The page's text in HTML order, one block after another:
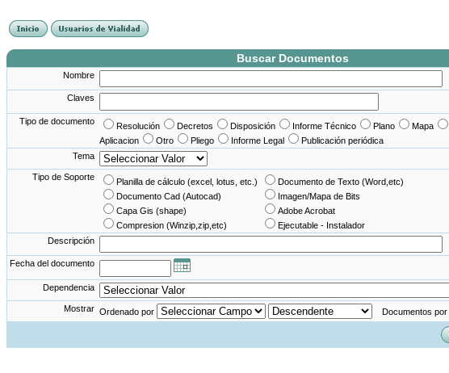
Buscar Documentos
Nombre
Claves
Tipo de documento Resolución Decretos Disposición Informe Técnico Plano Mapa
Aplicacion
Otro Pliego Informe Legal
Publicación periódica
Tema
Tipo de Soporte Planilla de cálculo (excel, lotus, etc.)
Documento de Texto (Word,etc)
Documento Cad (Autocad)
Imagen/Mapa de Bits
Capa Gis (shape)
Adobe Acrobat
Compresion (Winzip,zip,etc)
Ejecutable - Instalador
Descripción
Fecha del documento
Dependencia
Mostrar Ordenado por Documentos por